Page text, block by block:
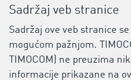
Sadržaj veb stranice
Sadržaj ove veb stranice
mogućom pažnjom.
TIMOCOM) ne preuzima
informacije prikazane na